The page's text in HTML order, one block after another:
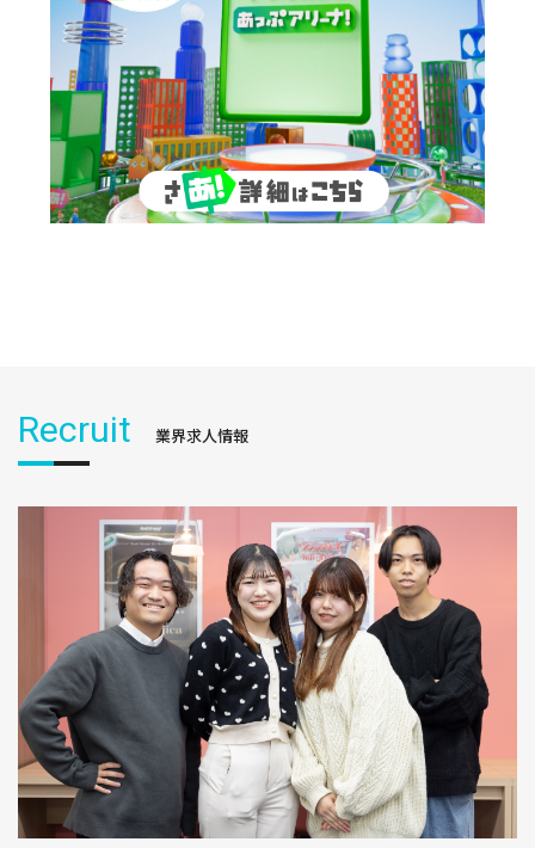
Recruit 業界求人情報